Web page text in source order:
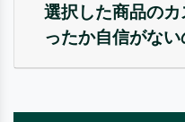
選択した商品の
ったか自信がない